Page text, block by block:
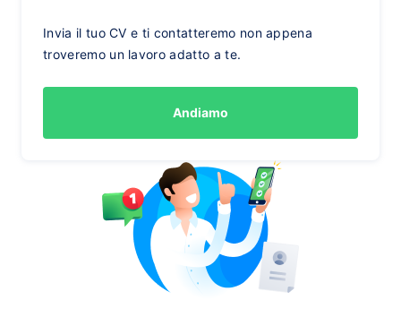
Invia il tuo CV e ti contatteremo non appena
troveremo un lavoro adatto a te.
Andiamo